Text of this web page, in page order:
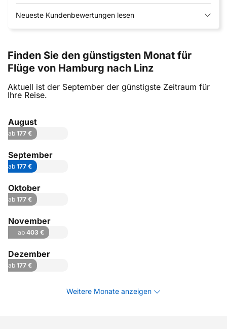
Neueste Kundenbewertungen lesen
Finden Sie den günstigsten Monat für
Flüge von Hamburg nach Linz
Aktuell ist der September der günstigste Zeitraum für
Ihre Reise.
August
ab 177 €
September
ab 177 €
Oktober
ab 177 €
November
ab 403 €
Dezember
ab 177 €
Weitere Monate anzeigen